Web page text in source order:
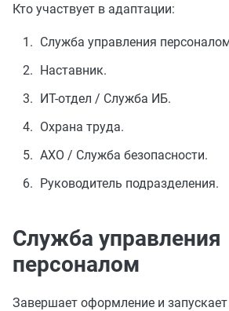
Кто участвует в адаптации:
Служба управления
Наставник.
ИТ-отдел / Служба ИБ.
Охрана труда.
АХО / Служба безопасности.
Руководитель подразделения.
Служба управления
персоналом
Завершает оформление и